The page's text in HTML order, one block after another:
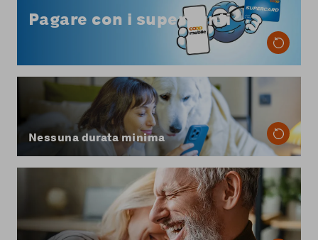
Pagare con i superpunti
abbonamento mobile con i superpunti, in parte
o per intero.
Scopri di più sul pagamento con i superpunti
Nessuna durata minima
Con Coop Mobile hai la massima flessibilità:
nessuna durata minima del contratto e puoi
disdire quando vuoi, con un preavviso di due
mesi per la fine del mese.
Con Coop Mobile il tuo volume dati in Svizzera
non scade mai: i dati che non utilizzi durante il
mese vengono automaticamente trasferiti a
quello successivo.